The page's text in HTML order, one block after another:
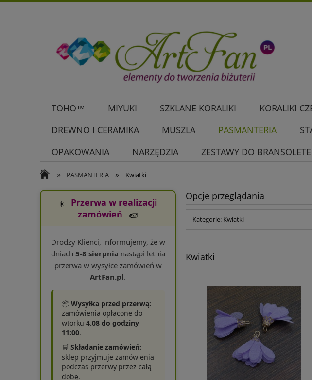
TOHO™ MIYUKI SZKLANE KORALIKI KORALIKI
DREWNO I CERAMIKA
MUSZLA PASMANTERIA
OPAKOWANIA
NARZĘDZIA ZESTAWY DO
» PASMANTERIA » Kwiatki
☀️
Przerwa w realizacji
zamówień
🍉
Drodzy Klienci, informujemy, że w
dniach 5-8 sierpnia nastąpi letnia
przerwa w wysyłce zamówień w
ArtFan.pl.
📦 Wysyłka przed przerwą:
zamówienia opłacone do
wtorku 4.08 do godziny
11:00.
🛒 Składanie zamówień:
sklep przyjmuje zamówienia
podczas przerwy przez całą
dobę.
Opcje przeglądania
Kategorie: Kwiatki
Kwiatki